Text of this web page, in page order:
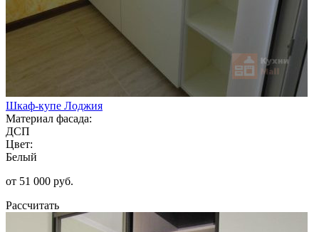
Шкаф-купе Лоджия
Материал фасада:
ДСП
Цвет:
Белый
от 51 000 руб.
Рассчитать